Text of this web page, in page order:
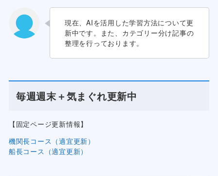
現在、AIを活用した学習方法について更
新中です。また、カテゴリー分け記事の
整理を行っております。
毎週週末＋気まぐれ更新中
【固定ページ更新情報】
機関長コース（適宜更新）
船長コース（適宜更新）